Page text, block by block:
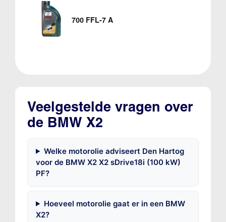
700 FFL-7 A
Veelgestelde vragen over
de BMW X2
Welke motorolie adviseert Den Hartog
voor de BMW X2 X2 sDrive18i (100 kW)
PF?
Hoeveel motorolie gaat er in een BMW
X2?